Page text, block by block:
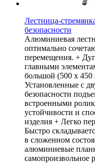
Лестница-
безопасности
Алюминиевая
оптимально
перемещения. +
главными
большой (500 х
Установленные с
безопасности
встроенными
устойчивости и
изделия + Легко
Быстро
в сложенном
алюминиевые
самопроизвольное